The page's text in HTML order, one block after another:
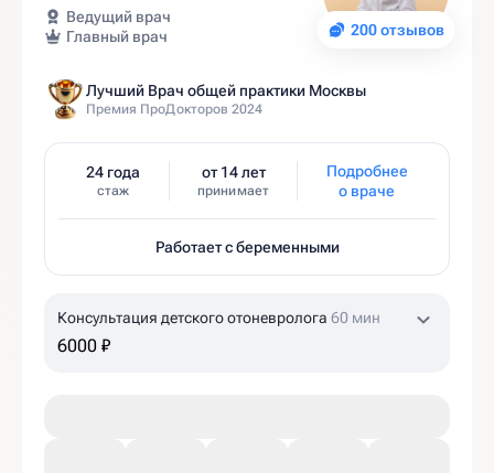
200 отзывов
Ведущий врач
Главный врач
Лучший Врач общей практики Москвы
Премия ПроДокторов 2024
24 года
стаж
от 14 лет
принимает
Подробнее
о враче
Работает с беременными
Консультация детского отоневролога 60 мин
6000 ₽